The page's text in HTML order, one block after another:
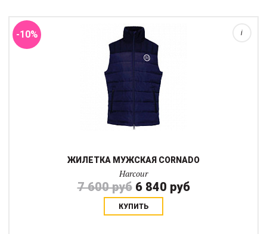
-10%
ЖИЛЕТКА МУЖСКАЯ CORNADO
Harcour
7 600 руб 6 840 руб
КУПИТЬ
i